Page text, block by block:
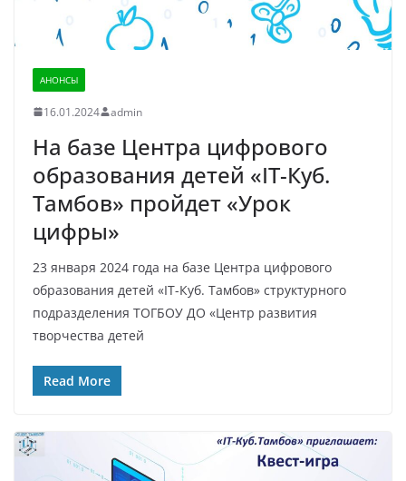
АНОНСЫ
16.01.2024 admin
На базе Центра цифрового
образования детей «IT-Куб.
Тамбов» пройдет «Урок
цифры»
23 января 2024 года на базе Центра цифрового
образования детей «IT-Куб. Тамбов» структурного
подразделения ТОГБОУ ДО «Центр развития
творчества детей
Read More